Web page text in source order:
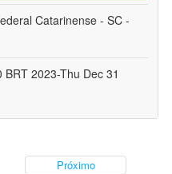
Catarinense - SC -
2023-Thu Dec 31
Próximo